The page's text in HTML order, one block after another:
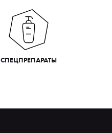
СПЕЦПРЕПАРАТЫ